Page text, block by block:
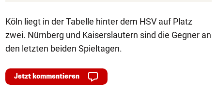
Köln liegt in der Tabelle hinter dem HSV auf Platz
zwei. Nürnberg und Kaiserslautern sind die Gegner an
den letzten beiden Spieltagen.
Jetzt kommentieren